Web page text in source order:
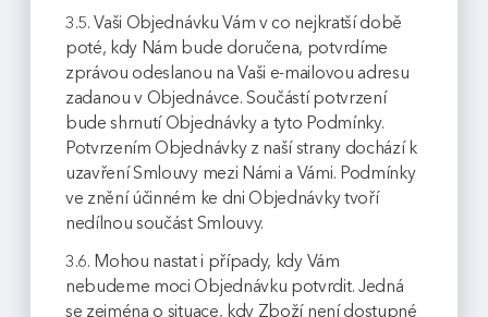
3.5. Vaši Objednávku Vám v co nejkratší době
poté, kdy Nám bude doručena, potvrdíme
zprávou odeslanou na Vaši e-mailovou adresu
zadanou v Objednávce. Součástí potvrzení
bude shrnutí Objednávky a tyto Podmínky.
Potvrzením Objednávky z naší strany dochází k
uzavření Smlouvy mezi Námi a Vámi. Podmínky
ve znění účinném ke dni Objednávky tvoří
nedílnou součást Smlouvy.
3.6. Mohou nastat i případy, kdy Vám
nebudeme moci Objednávku potvrdit. Jedná
se zejména o situace, kdy Zboží není dostupné